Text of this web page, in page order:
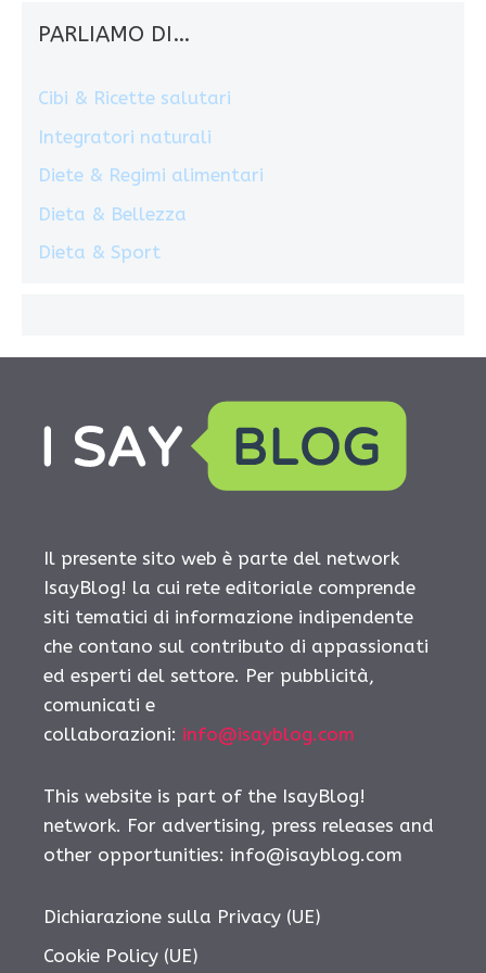
PARLIAMO DI…
Cibi & Ricette salutari
Integratori naturali
Diete & Regimi alimentari
Dieta & Bellezza
Dieta & Sport
Il presente sito web è parte del network
IsayBlog! la cui rete editoriale comprende
siti tematici di informazione indipendente
che contano sul contributo di appassionati
ed esperti del settore. Per pubblicità,
comunicati e
collaborazioni: info@isayblog.com
This website is part of the IsayBlog!
network. For advertising, press releases and
other opportunities: info@isayblog.com
Dichiarazione sulla Privacy (UE)
Cookie Policy (UE)